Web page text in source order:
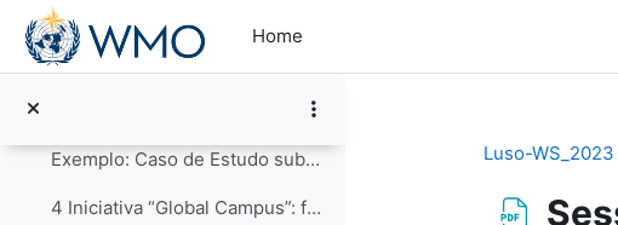
Skip to main content
Home
Sessão 2 – Slides de introdução
Exemplo: Caso de Estudo submetido pela RA-III
Exemplo: Caso de Estudo submetido pela RA-VI
4 Iniciativa “Global Campus”: formas de contribuir...
Luso-WS_2023